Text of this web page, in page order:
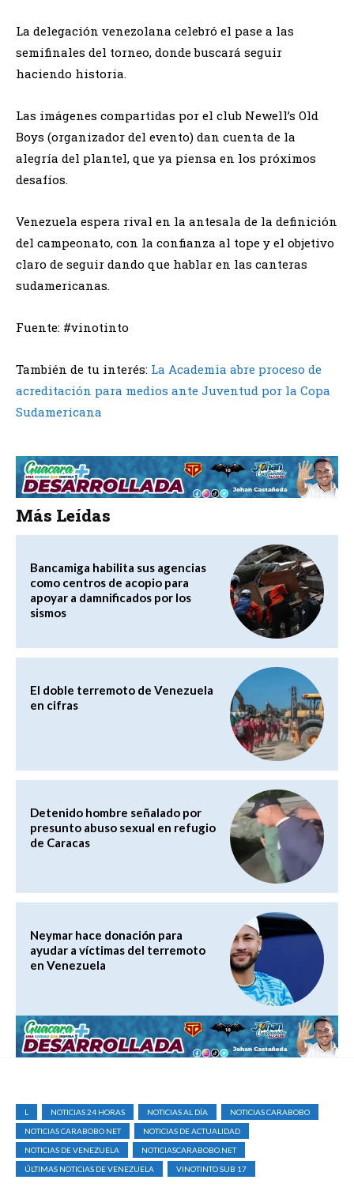
La delegación venezolana celebró el pase a las
semifinales del torneo, donde buscará seguir
haciendo historia.
Las imágenes compartidas por el club Newell’s Old
Boys (organizador del evento) dan cuenta de la
alegría del plantel, que ya piensa en los próximos
desafíos.
Venezuela espera rival en la antesala de la definición
del campeonato, con la confianza al tope y el objetivo
claro de seguir dando que hablar en las canteras
sudamericanas.
Fuente: #vinotinto
También de tu interés: La Academia abre proceso de
acreditación para medios ante Juventud por la Copa
Sudamericana
Más Leídas
Bancamiga habilita sus agencias
como centros de acopio para
apoyar a damnificados por los
sismos
El doble terremoto de Venezuela
en cifras
Detenido hombre señalado por
presunto abuso sexual en refugio
de Caracas
Neymar hace donación para
ayudar a víctimas del terremoto
en Venezuela
L NOTICIAS 24 HORAS NOTICIAS AL DÍA
NOTICIAS CARABOBO
NOTICIAS CARABOBO NET
NOTICIAS DE ACTUALIDAD
NOTICIAS DE VENEZUELA
NOTICIASCARABOBO.NET
ÚLTIMAS NOTICIAS DE VENEZUELA
VINOTINTO SUB 17